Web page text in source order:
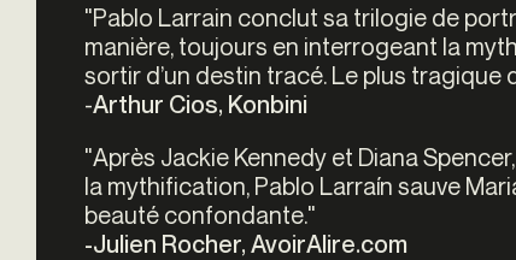
"Pablo Larrain conclut sa trilogie de
manière, toujours en interrogeant la
sortir d’un destin tracé. Le plus tragique
-Arthur Cios, Konbini
"Après Jackie Kennedy et Diana
la mythification, Pablo Larraín sauve
beauté confondante."
-Julien Rocher, AvoirAlire.com